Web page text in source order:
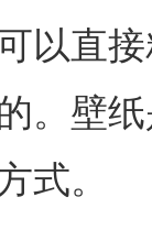
以直
。壁
式。